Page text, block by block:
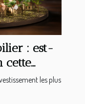
: est-
cette
? les plus